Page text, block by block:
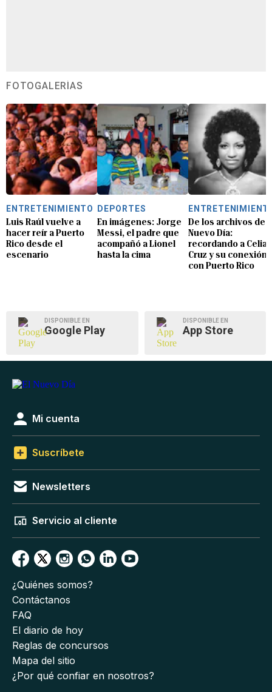
FOTOGALERÍAS
ENTRETENIMIENTO
Luis Raúl vuelve a
hacer reír a Puerto
Rico desde el
escenario
DEPORTES
En imágenes: Jorge
Messi, el padre que
acompañó a Lionel
hasta la cima
De los archivos de
Nuevo Día:
recordando a Celia
Cruz y su conexión
con Puerto Rico
DISPONIBLE EN
Google Play
DISPONIBLE EN
App Store
Mi cuenta
Suscríbete
Newsletters
Servicio al cliente
¿Quiénes somos?
Contáctanos
FAQ
El diario de hoy
Reglas de concursos
Mapa del sitio
¿Por qué confiar en nosotros?